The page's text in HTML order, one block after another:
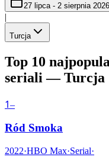
27 lipca - 2 sierpnia 2026
|
Turcja
Top 10
seriali — Turcja
1–
Ród Smoka
2022·HBO Max·Serial·